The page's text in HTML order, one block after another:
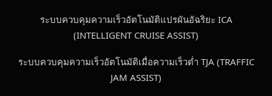
ระบบควบคุมความเร็วอัตโนมัติแปรผันอัฉริยะ ICA
(INTELLIGENT CRUISE ASSIST)
ระบบควบคุมความเร็วอัตโนมัติเมื่อความเร็วต่ำ TJA (TRAFFIC
JAM ASSIST)